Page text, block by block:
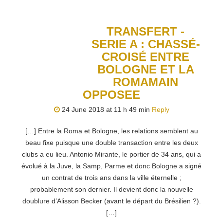
TRANSFERT -
SERIE A : CHASSÉ-
CROISÉ ENTRE
BOLOGNE ET LA
ROMAMAIN
OPPOSEE
24 June 2018 at 11 h 49 min Reply
[…] Entre la Roma et Bologne, les relations semblent au
beau fixe puisque une double transaction entre les deux
clubs a eu lieu. Antonio Mirante, le portier de 34 ans, qui a
évolué à la Juve, la Samp, Parme et donc Bologne a signé
un contrat de trois ans dans la ville éternelle ;
probablement son dernier. Il devient donc la nouvelle
doublure d’Alisson Becker (avant le départ du Brésilien ?).
[…]